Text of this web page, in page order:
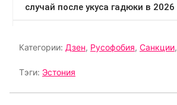
Категории: Дзен, Русофобия, Санкции,
Тэги: Эстония